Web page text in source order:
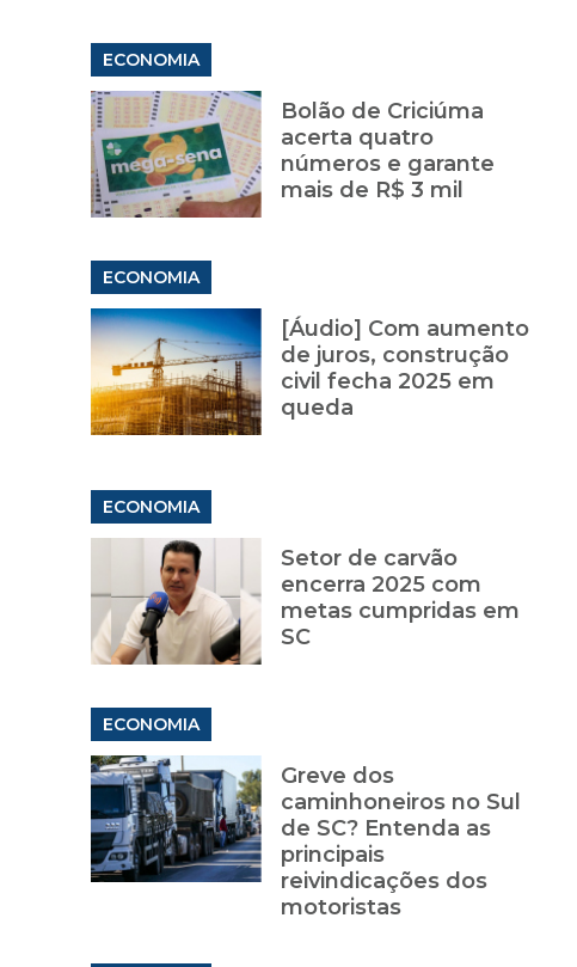
ECONOMIA
Bolão de Criciúma
acerta quatro
números e garante
mais de R$ 3 mil
ECONOMIA
[Áudio] Com aumento
de juros, construção
civil fecha 2025 em
queda
ECONOMIA
Setor de carvão
encerra 2025 com
metas cumpridas em
SC
ECONOMIA
Greve dos
caminhoneiros no Sul
de SC? Entenda as
principais
reivindicações dos
motoristas